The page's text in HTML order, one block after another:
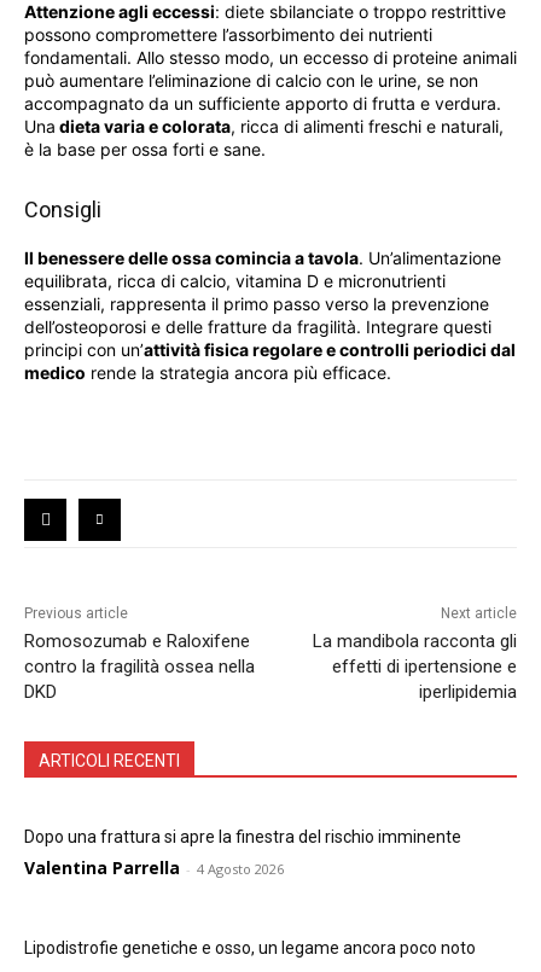
Attenzione agli eccessi: diete sbilanciate o troppo restrittive
possono compromettere l’assorbimento dei nutrienti
fondamentali. Allo stesso modo, un eccesso di proteine animali
può aumentare l’eliminazione di calcio con le urine, se non
accompagnato da un sufficiente apporto di frutta e verdura.
Una dieta varia e colorata, ricca di alimenti freschi e naturali,
è la base per ossa forti e sane.
Consigli
Il benessere delle ossa comincia a tavola. Un’alimentazione
equilibrata, ricca di calcio, vitamina D e micronutrienti
essenziali, rappresenta il primo passo verso la prevenzione
dell’osteoporosi e delle fratture da fragilità. Integrare questi
principi con un’attività fisica regolare e controlli periodici dal
medico rende la strategia ancora più efficace.
Previous article
Romosozumab e Raloxifene
contro la fragilità ossea nella
DKD
Next article
La mandibola racconta gli
effetti di ipertensione e
iperlipidemia
ARTICOLI RECENTI
Dopo una frattura si apre la finestra del rischio imminente
Valentina Parrella - 4 Agosto 2026
Lipodistrofie genetiche e osso, un legame ancora poco noto